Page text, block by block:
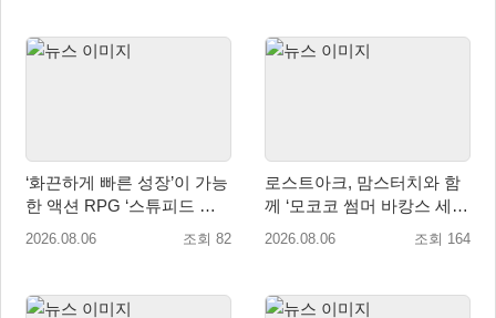
‘화끈하게 빠른 성장’이 가능
한 액션 RPG ‘스튜피드 네
버 다이즈’ 패키지판 예약판
2026.08.06 조회 82
로스트아크, 맘스터치와 함
께 ‘모코코 썸머 바캉스 세
트’ 출시
2026.08.06 조회 164